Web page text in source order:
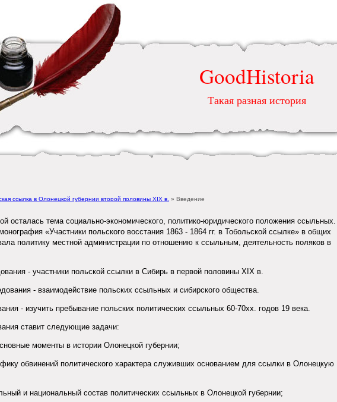
GoodHistoria
Такая разная история
ссылка в Олонецкой губернии второй половины ХІХ в. » Введение
осталась тема социально-экономического, политико-юридического положения ссыльных.
«Участники польского восстания 1863 - 1864 гг. в Тобольской ссылке» в общих
политику местной администрации по отношению к ссыльным, деятельность поляков в
- участники польской ссылки в Сибирь в первой половины XIX в.
- взаимодействие польских ссыльных и сибирского общества.
- изучить пребывание польских политических ссыльных 60-70хх. годов 19 века.
ставит следующие задачи:
моменты в истории Олонецкой губернии;
обвинений политического характера служивших основанием для ссылки в Олонецкую
и национальный состав политических ссыльных в Олонецкой губернии;